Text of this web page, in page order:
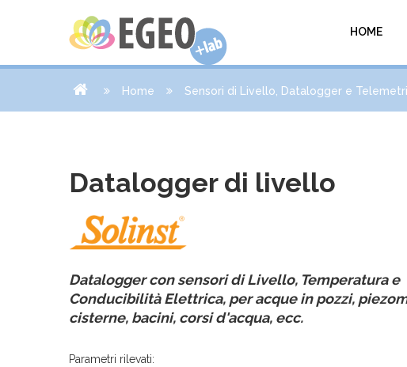
HOME
Home Sensori di Livello, Datalogger e
Datalogger di livello
Datalogger con sensori di Livello, Temperatura e
Conducibilità Elettrica, per acque in pozzi,
cisterne, bacini, corsi d'acqua, ecc.
Parametri rilevati: